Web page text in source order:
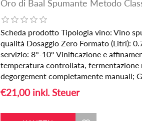
Oro di Baal Spumante Metodo
Scheda prodotto Tipologia vino: Vino
qualità Dosaggio Zero Formato (Litri):
servizio: 8°-10° Vinificazione e
temperatura controllata, fermentazione
degorgement completamente manuali;
€21,00 inkl. Steuer